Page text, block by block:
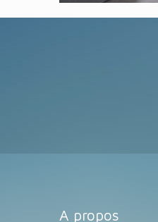
A propos